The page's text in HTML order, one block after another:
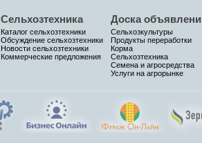
Сельхозтехника
Каталог сельхозтехники
Обсуждение сельхозтехники
Новости сельхозтехники
Коммерческие предложения
Доска
Сельхозкультуры
Продукты переработки
Корма
Сельхозтехника
Семена и агросредства
Услуги на агрорынке